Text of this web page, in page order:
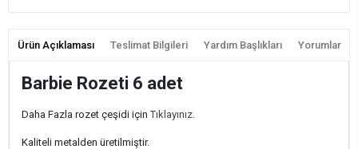
Ürün Açıklaması Teslimat Bilgileri Yardım Başlıkları Yorumlar
Barbie Rozeti 6 adet
Daha Fazla rozet çeşidi içinTıklayınız.
Kaliteli metalden üretilmiştir.